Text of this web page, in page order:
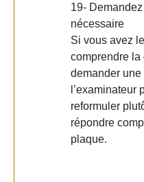
19-
nécessaire
Si vous avez
comprendre la
demander une
l’examinateur
reformuler
répondre
plaque.